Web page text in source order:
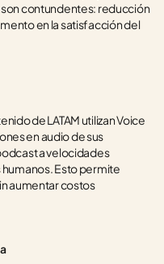
contundentes: reducción
en la satisfacción del
de LATAM utilizan Voice
en audio de sus
a velocidades
Esto permite
aumentar costos